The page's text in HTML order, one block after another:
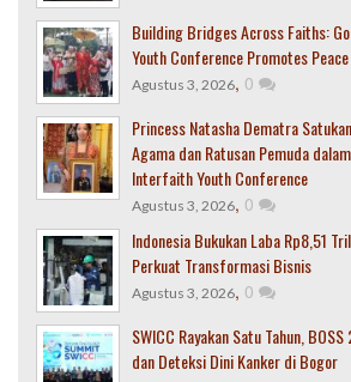
Building Bridges Across Faiths:
Youth Conference Promotes Peace
Agustus 3, 2026, 0
Princess Natasha Dematra
Agama dan Ratusan Pemuda
Interfaith Youth Conference
Agustus 3, 2026, 0
Indonesia Bukukan Laba Rp8,51
Perkuat Transformasi Bisnis
Agustus 3, 2026, 0
SWICC Rayakan Satu Tahun,
dan Deteksi Dini Kanker di Bogor